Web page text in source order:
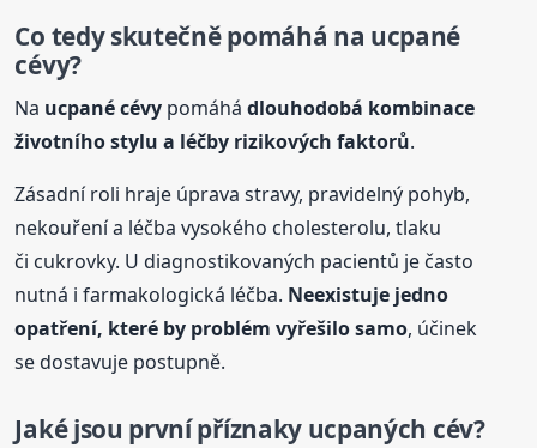
Co tedy skutečně pomáhá na ucpané
cévy?
Na ucpané cévy pomáhádlouhodobá kombinace
životního stylu a léčby rizikových faktorů.
Zásadní roli hraje úprava stravy, pravidelný pohyb,
nekouření a léčba vysokého cholesterolu, tlaku
či cukrovky. U diagnostikovaných pacientů je často
nutná i farmakologická léčba. Neexistuje jedno
opatření, které by problém vyřešilo samo, účinek
se dostavuje postupně.
Jaké jsou první příznaky ucpaných cév?